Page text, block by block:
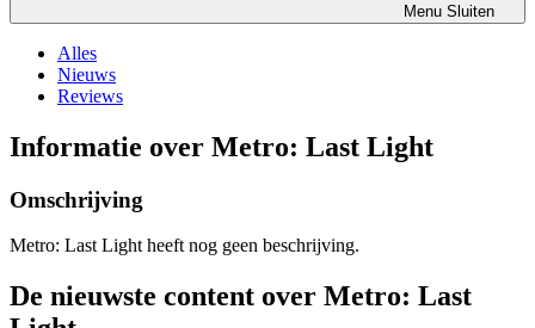
Menu Sluiten
Alles
Nieuws
Reviews
Informatie over Metro: Last Light
Omschrijving
Metro: Last Light heeft nog geen beschrijving.
De nieuwste content over Metro: Last